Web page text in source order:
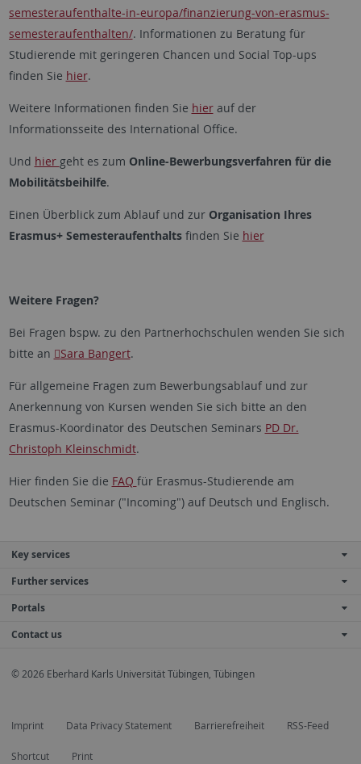
semesteraufenthalte-in-europa/finanzierung-von-erasmus-
semesteraufenthalten/. Informationen zu Beratung für
Studierende mit geringeren Chancen und Social Top-ups
finden Sie hier.
Weitere Informationen finden Sie hierauf der
Informationsseite des International Office.
Und hier geht es zum Online-Bewerbungsverfahren für die
Mobilitätsbeihilfe.
Einen Überblick zum Ablauf und zur Organisation Ihres
Erasmus+ Semesteraufenthalts finden Sie hier
Weitere Fragen?
Bei Fragen bspw. zu den Partnerhochschulen wenden Sie sich
bitte an
Sara Bangert.
Für allgemeine Fragen zum Bewerbungsablauf und zur
Anerkennung von Kursen wenden Sie sich bitte an den
Erasmus-Koordinator des Deutschen Seminars PD Dr.
Christoph Kleinschmidt.
Hier finden Sie die FAQ für Erasmus-Studierende am
Deutschen Seminar ("Incoming") auf Deutsch und Englisch.
Key services
Further services
Portals
Contact us
© 2026 Eberhard Karls Universität Tübingen, Tübingen
Imprint Data Privacy Statement Barrierefreiheit RSS-Feed
Shortcut Print